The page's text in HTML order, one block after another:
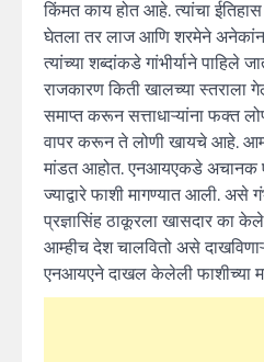
किंमत काय होत आहे. त्यांचा
घेतला तर लाज आणि शरमेने
त्यांच्या शब्दांकडे गांभीर्याने पाहिले
राजकारण किती खालच्या स्तराला
समाप्त करून सत्ताधाऱ्यांना फक्त
वापर करून ते लोणी खायचे आहे.
मांडत आहोत. एनआयएकडे अचानक
ज्याद्वारे फाशी मागण्यात आली. असे
प्रज्ञासिंह ठाकूरला खासदार का
आम्हीच देश चालवितो असे
एनआयएने दाखल केलेली फाशीच्या